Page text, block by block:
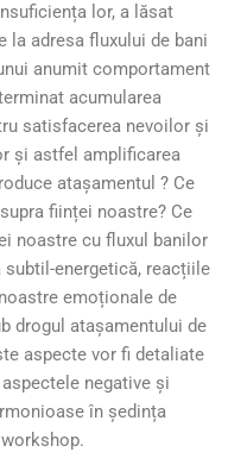
lor, a lăsat
la adresa fluxului de bani
anumit comportament
acumularea
satisfacerea nevoilor și
și astfel amplificarea
atașamentul ? Ce
ființei noastre? Ce
noastre cu fluxul banilor
subtil-energetică, reacțiile
emoționale de
drogul atașamentului de
aspecte vor fi detaliate
aspectele negative și
în ședința